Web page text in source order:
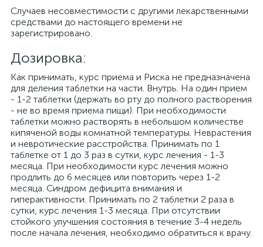
Случаев несовместимости с другими лекарственными
средствами до настоящего времени не
зарегистрировано.
Дозировка:
Как принимать, курс приема и Риска не предназначена
для деления таблетки на части. Внутрь. На один прием
- 1-2 таблетки (держать во рту до полного растворения
- не во время приема пищи). При необходимости
таблетки можно растворять в небольшом количестве
кипяченой воды комнатной температуры. Неврастения
и невротические расстройства. Принимать по 1
таблетке от 1 до 3 раз в сутки, курс лечения - 1-3
месяца. При необходимости курс лечения можно
продлить до 6 месяцев или повторить через 1-2
месяца. Синдром дефицита внимания и
гиперактивности. Принимать по 2 таблетки 2 раза в
сутки, курс лечения 1-3 месяца. При отсутствии
стойкого улучшения состояния в течение 3-4 недель
после начала лечения, необходимо обратиться к врачу.